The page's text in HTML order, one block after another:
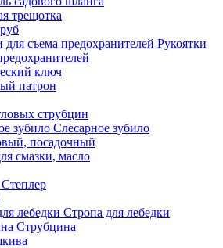
трещотка
Рукоятки
ключ
патрон
струбцин
Слесарное зубило
посадочный
смазки, масло
Степлер
Стропа для лебедки
Струбцина